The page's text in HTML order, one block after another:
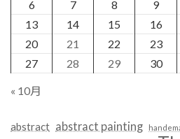
6
7 8 9
13
14 15 16
20
21 22 23
27
28 29 30
« 10月
abstract abstract painting